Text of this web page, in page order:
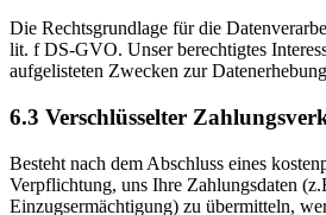
Die Rechtsgrundlage für die
lit. f DS-GVO. Unser berechtigtes
aufgelisteten Zwecken zur
6.3 Verschlüsselter
Besteht nach dem Abschluss eines
Verpflichtung, uns Ihre Zahlungsdaten
Einzugsermächtigung) zu übermitteln,